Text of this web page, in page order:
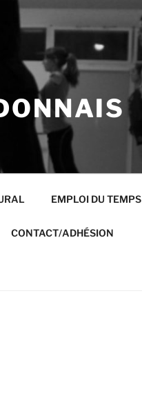
EMPLOI DU TEMPS
CONTACT/ADHÉSION